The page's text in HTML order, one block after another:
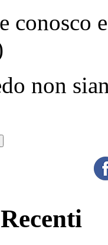
conosco
non